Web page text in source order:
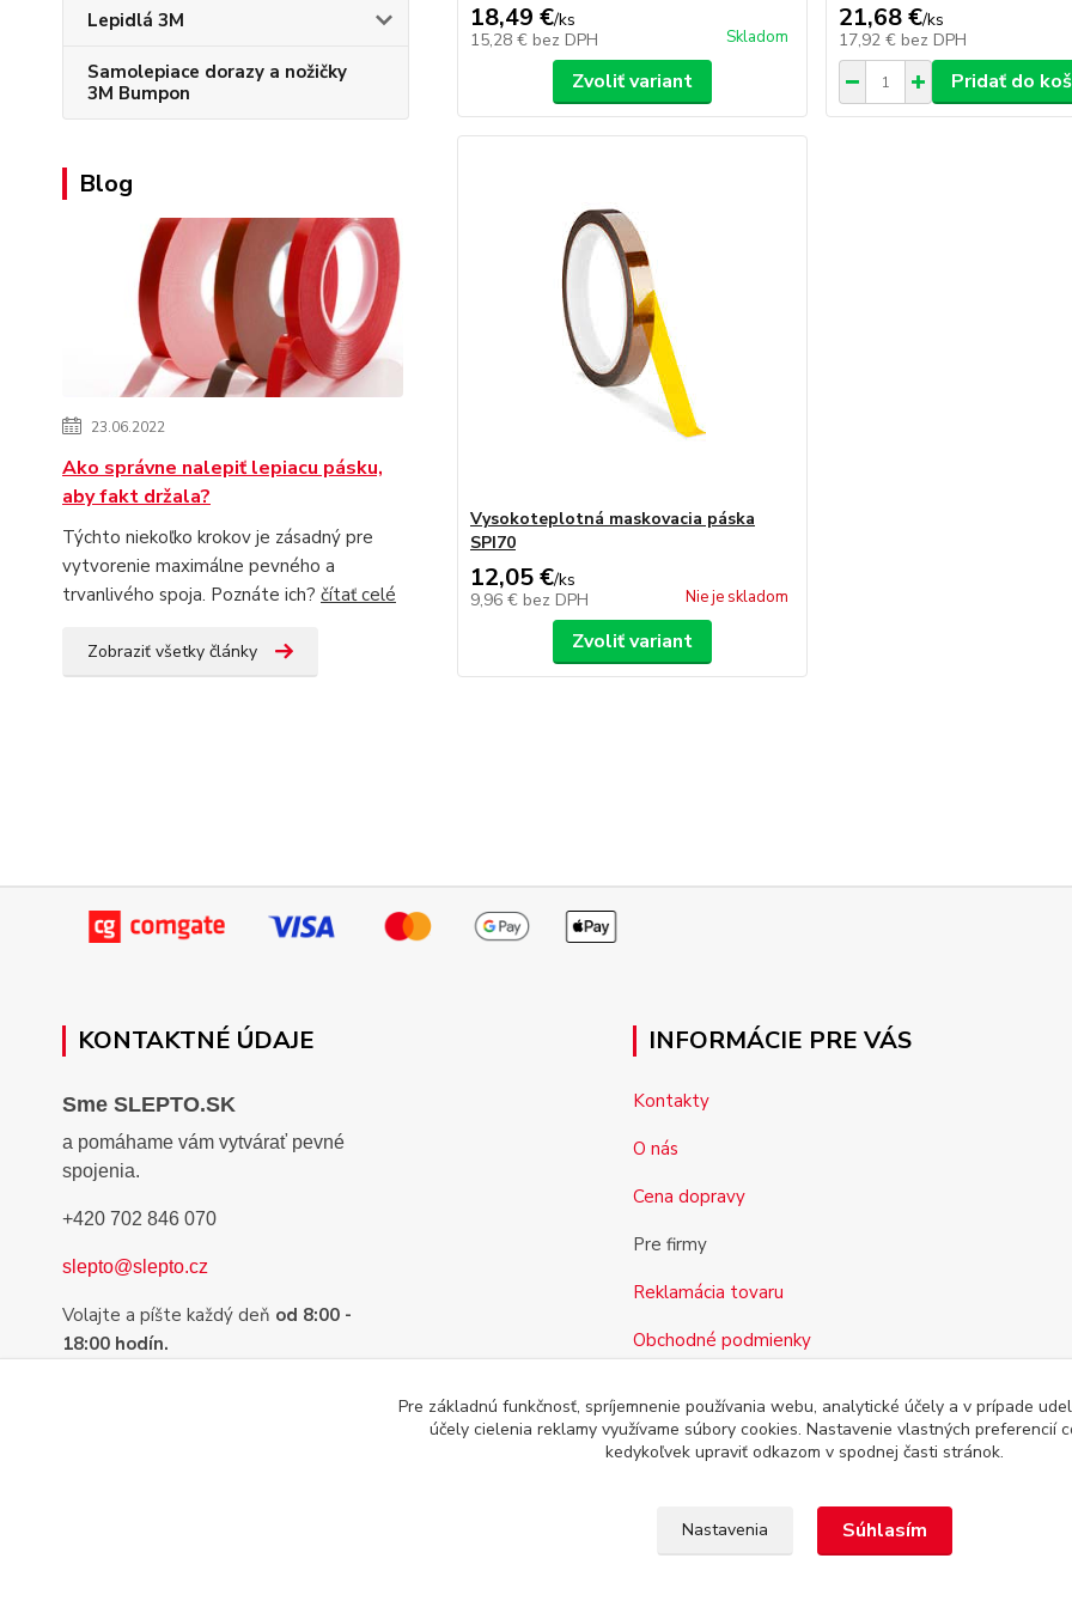
Lepidlá 3M
Samolepiace dorazy a nožičky
3M Bumpon
Blog
23.06.2022
Ako správne nalepiť lepiacu pásku,
aby fakt držala?
Týchto niekoľko krokov je zásadný pre
vytvorenie maximálne pevného a
trvanlivého spoja. Poznáte ich? čítať celé
Zobraziť všetky články
18,49 €/ks
15,28 € bez DPH Skladom
Zvoliť variant
21,68 €/ks
17,92 € bez DPH
Pridať do
Vysokoteplotná maskovacia páska
SPI70
12,05 €/ks
9,96 € bez DPH Nie je skladom
Zvoliť variant
KONTAKTNÉ ÚDAJE
Sme SLEPTO.SK
a pomáhame vám vytvárať pevné
spojenia.
+420 702 846 070
slepto@slepto.cz
Volajte a píšte každý deň od 8:00 -
18:00 hodín.
INFORMÁCIE PRE VÁS
Kontakty
O nás
Cena dopravy
Pre firmy
Reklamácia tovaru
Obchodné podmienky
Pre základnú funkčnosť, spríjemnenie používania webu, analytické účely a v prípade
účely cielenia reklamy využívame súbory cookies. Nastavenie vlastných preferencií
kedykoľvek upraviť odkazom v spodnej časti stránok.
Nastavenia Súhlasím